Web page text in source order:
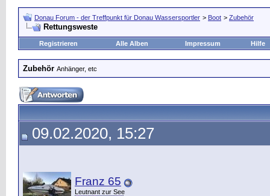
Donau Forum - der Treffpunkt für Donau Wassersportler > Boot > Zubehör
Rettungsweste
Registrieren Alle Alben Impressum Hilfe
Zubehör Anhänger, etc
09.02.2020, 15:27
Franz 65
Leutnant zur See